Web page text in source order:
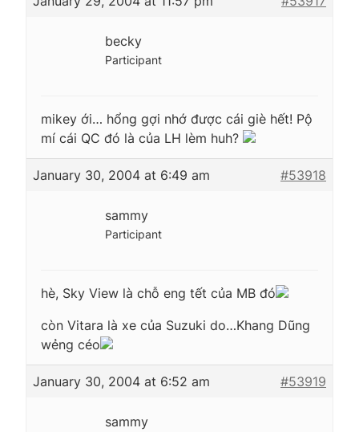
becky
Participant
mikey ới… hổng gợi nhớ được cái giè hết! Pộ
mí cái QC đó là của LH lèm huh?
January 30, 2004 at 6:49 am #53918
sammy
Participant
hè, Sky View là chỗ eng tết của MB đó
còn Vitara là xe của Suzuki do…Khang Dũng
wẻng céo
January 30, 2004 at 6:52 am #53919
sammy